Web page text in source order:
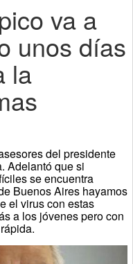
va a
unos días
la
del presidente
Adelantó que si
se encuentra
Buenos Aires hayamos
el virus con estas
a los jóvenes pero con